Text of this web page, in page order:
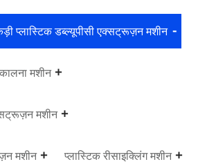
प्लास्टिक डब्ल्यूपीसी एक्सट्रूज़न मशीन
मशीन
मशीन
मशीन प्लास्टिक रीसाइक्लिंग मशीन